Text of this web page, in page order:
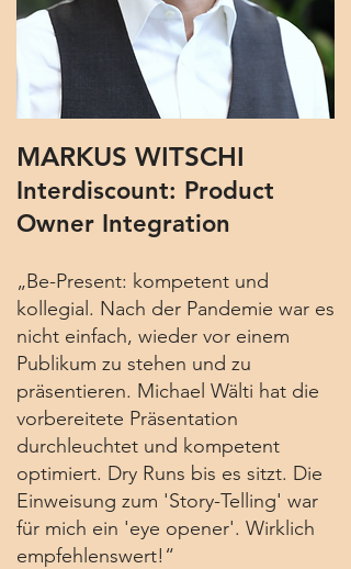
MARKUS WITSCHI
Interdiscount: Product
Owner Integration
„Be-Present: kompetent und
kollegial. Nach der Pandemie war es
nicht einfach, wieder vor einem
Publikum zu stehen und zu
präsentieren. Michael Wälti hat die
vorbereitete Präsentation
durchleuchtet und kompetent
optimiert. Dry Runs bis es sitzt. Die
Einweisung zum 'Story-Telling' war
für mich ein 'eye opener'. Wirklich
empfehlenswert!“